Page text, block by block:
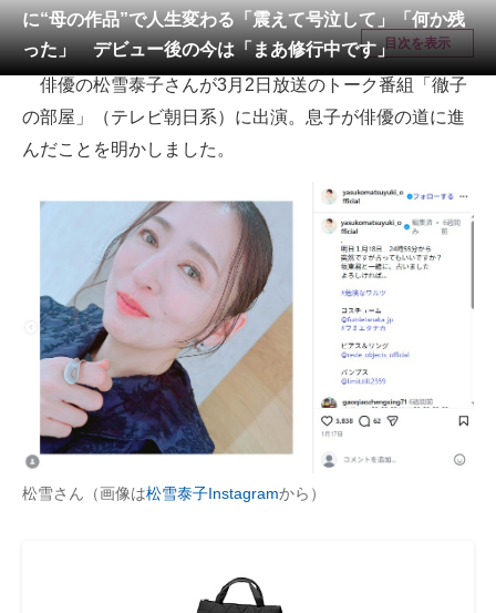
メディア
注目記事を集めた総合ページ
ITの今と未来を見通す
進化するPCとデバイスの未来
好きが集まる 比べて選べる
ビジネスと働き方のヒント
AI活用のいまが分かる
企業ITのトレンドを詳説
企業向けIT製品の総合サイト
に“母の作品”で人生変わる「震えて号泣して」「何か残
った」 デビュー後の今は「まあ修行中です」目次を表示
俳優の松雪泰子さんが3月2日放送のトーク番組「徹子
の部屋」（テレビ朝日系）に出演。息子が俳優の道に進
んだことを明かしました。
松雪さん（画像は松雪泰子Instagramから）